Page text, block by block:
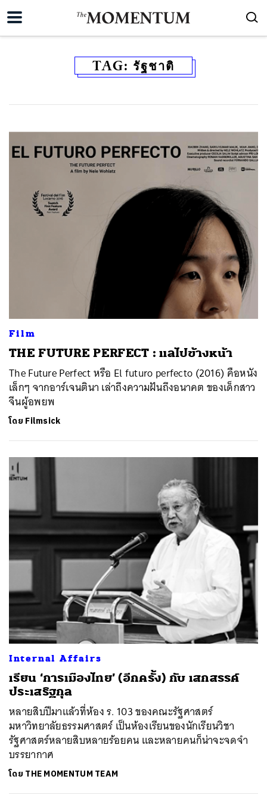
TAG: รัฐชาติ
Film
THE FUTURE PERFECT : แลไปข้างหน้า
The Future Perfect หรือ El futuro perfecto (2016) คือหนัง
เล็กๆ จากอาร์เจนตินา เล่าถึงความฝันถึงอนาคต ของเด็กสาว
จีนผู้อพยพ
โดย Filmsick
Internal Affairs
เรียน ‘การเมืองไทย’ (อีกครั้ง) กับ เสกสรรค์
ประเสริฐกุล
​หลายสิบปีมาแล้วที่ห้อง ร. 103 ของคณะรัฐศาสตร์
มหาวิทยาลัยธรรมศาสตร์ เป็นห้องเรียนของนักเรียนวิชา
รัฐศาสตร์หลายสิบหลายร้อยคน และหลายคนก็น่าจะจดจำ
บรรยากาศ
โดย THE MOMENTUM TEAM
EMAIL